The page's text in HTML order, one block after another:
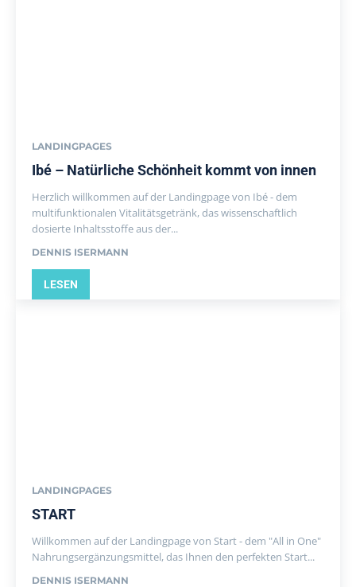
LANDINGPAGES
Ibé – Natürliche Schönheit kommt von innen
Herzlich willkommen auf der Landingpage von Ibé - dem
multifunktionalen Vitalitätsgetränk, das wissenschaftlich
dosierte Inhaltsstoffe aus der...
DENNIS ISERMANN
LESEN
LANDINGPAGES
START
Willkommen auf der Landingpage von Start - dem "All in One"
Nahrungsergänzungsmittel, das Ihnen den perfekten Start...
DENNIS ISERMANN